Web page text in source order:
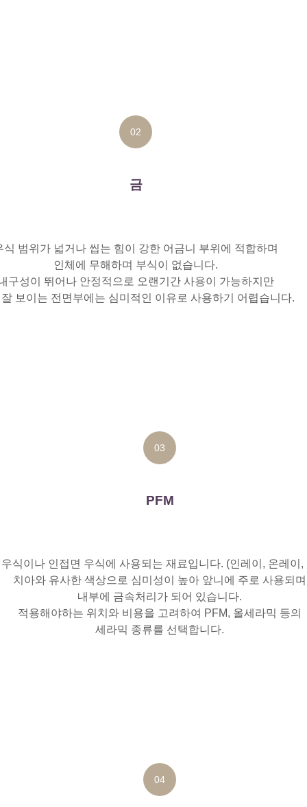
02
금
식 범위가 넓거나 씹는 힘이 강한 어금니 부위에 적합하며
인체에 무해하며 부식이 없습니다.
구성이 뛰어나 안정적으로 오랜기간 사용이 가능하지만
보이는 전면부에는 심미적인 이유로 사용하기 어렵습니다.
03
PFM
식이나 인접면 우식에 사용되는 재료입니다. (인레이, 온레이,
치아와 유사한 색상으로 심미성이 높아 앞니에 주로 사용되며
내부에 금속처리가 되어 있습니다.
적용해야하는 위치와 비용을 고려하여 PFM, 올세라믹 등의
세라믹 종류를 선택합니다.
04